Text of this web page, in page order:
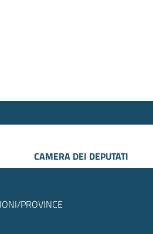
CAMERA DEI DEPUTATI
PROVINCE